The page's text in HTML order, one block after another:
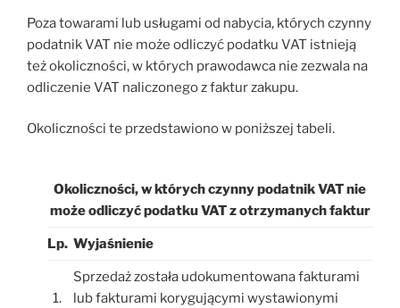
Poza towarami lub usługami od nabycia, których czynny
podatnik VAT nie może odliczyć podatku VAT istnieją
też okoliczności, w których prawodawca nie zezwala na
odliczenie VAT naliczonego z faktur zakupu.
Okoliczności te przedstawiono w poniższej tabeli.
Okoliczności, w których czynny podatnik VAT nie
może odliczyć podatku VAT z otrzymanych faktur
Lp. Wyjaśnienie
1.
Sprzedaż została udokumentowana fakturami
lub fakturami korygującymi wystawionymi